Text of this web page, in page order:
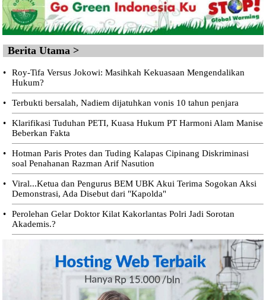
Berita Utama >
•
Roy-Tifa Versus Jokowi: Masihkah Kekuasaan Mengendalikan
Hukum?
• Terbukti bersalah, Nadiem dijatuhkan vonis 10 tahun penjara
•
Klarifikasi Tuduhan PETI, Kuasa Hukum PT Harmoni Alam Manise
Beberkan Fakta
•
Hotman Paris Protes dan Tuding Kalapas Cipinang Diskriminasi
soal Penahanan Razman Arif Nasution
•
Viral...Ketua dan Pengurus BEM UBK Akui Terima Sogokan Aksi
Demonstrasi, Ada Disebut dari "Kapolda"
•
Perolehan Gelar Doktor Kilat Kakorlantas Polri Jadi Sorotan
Akademis.?